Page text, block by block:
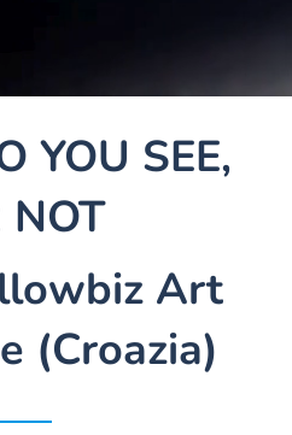
YOU SEE,
NOT
Art
(Croazia)